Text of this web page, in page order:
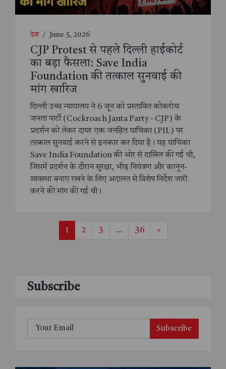
देश / June 5, 2026
CJP Protest से पहले दिल्ली हाईकोर्ट
का बड़ा फैसला: Save India
Foundation की तत्काल सुनवाई की
मांग खारिज
दिल्ली उच्च न्यायालय ने 6 जून को प्रस्तावित कोकरोच
जनता पार्टी (Cockroach Janta Party - CJP) के
प्रदर्शन को लेकर दायर एक जनहित याचिका (PIL) पर
तत्काल सुनवाई करने से इनकार कर दिया है। यह याचिका
Save India Foundation की ओर से दाखिल की गई थी,
जिसमें प्रदर्शन के दौरान सुरक्षा, भीड़ नियंत्रण और कानून-
व्यवस्था बनाए रखने के लिए अदालत से विशेष निर्देश जारी
करने की मांग की गई थी।
1 2 3 ... 36 »
Subscribe
Subscribe